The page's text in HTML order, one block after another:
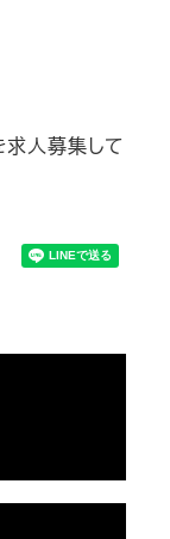
求人募集して